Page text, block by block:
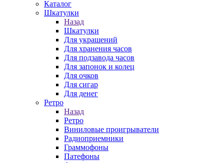
Каталог
Шкатулки
Назад
Шкатулки
Для украшений
Для хранения часов
Для подзавода часов
Для запонок и колец
Для очков
Для сигар
Для денег
Ретро
Назад
Ретро
Виниловые проигрыватели
Радиоприемники
Граммофоны
Патефоны